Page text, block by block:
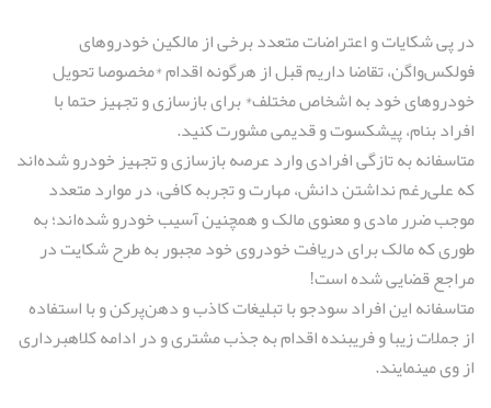
در پی شكايات و اعتراضات متعدد برخی از مالكين خودروهای
فولكس‌واگن، تقاضا داریم قبل از هرگونه اقدام *مخصوصا تحويل
خودروهای خود به اشخاص مختلف* برای بازسازی و تجهیز حتما با
افراد بنام، پيشكسوت و قديمی مشورت كنید.
متاسفانه به تازگی افرادی وارد عرصه بازسازی و تجهيز خودرو شده‌اند
كه علی‌رغم نداشتن دانش، مهارت و تجربه کافی، در موارد متعدد
موجب ضرر مادی و معنوی مالک و همچنین آسیب خودرو شده‌اند؛ به
طوری که مالک برای دریافت خودروی خود مجبور به طرح شکایت در
مراجع قضایی شده است!
متاسفانه اين افراد سودجو با تبليغات كاذب و دهن‌پر‌کن و با استفاده
از جملات زيبا و فريبنده اقدام به جذب مشتری و در ادامه كلاهبرداری
از وی مينمايند.